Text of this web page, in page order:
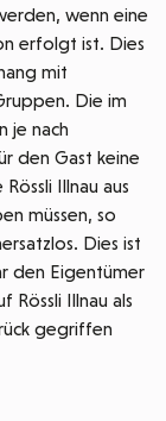
wenn eine
erfolgt ist. Dies
mit
Die im
je nach
den Gast keine
Illnau aus
müssen, so
Dies ist
den Eigentümer
Rössli Illnau als
gegriffen